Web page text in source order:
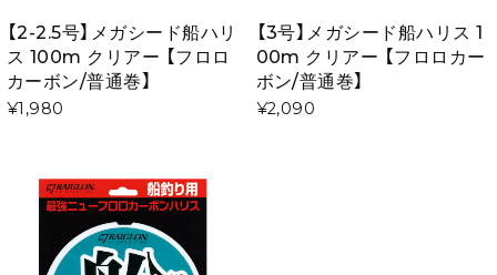
【2-2.5号】メガシード船ハリ
ス 100m クリアー 【フロロ
カーボン/普通巻】
¥1,980
【3号】メガシード船ハリス 1
00m クリアー 【フロロカー
ボン/普通巻】
¥2,090